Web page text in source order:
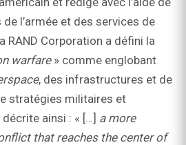
l’armée et des services de
RAND Corporation a défini la
warfare» comme englobant
, des infrastructures et de
stratégies militaires et
décrite ainsi : « […] a more
that reaches the center of